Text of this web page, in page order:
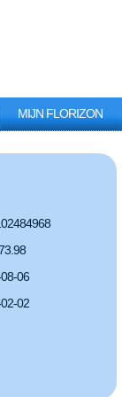
MIJN FLORIZON
06
02